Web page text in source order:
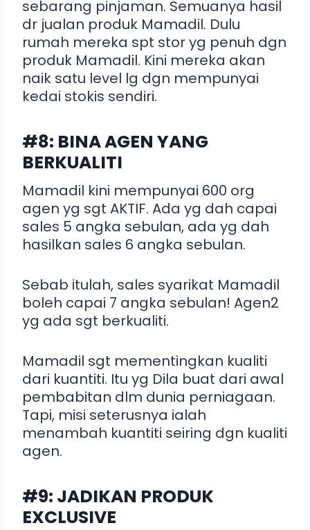
sebarang pinjaman. Semuanya hasil
dr jualan produk Mamadil. Dulu
rumah mereka spt stor yg penuh dgn
produk Mamadil. Kini mereka akan
naik satu level lg dgn mempunyai
kedai stokis sendiri.
#8: BINA AGEN YANG
BERKUALITI
Mamadil kini mempunyai 600 org
agen yg sgt AKTIF. Ada yg dah capai
sales 5 angka sebulan, ada yg dah
hasilkan sales 6 angka sebulan.
Sebab itulah, sales syarikat Mamadil
boleh capai 7 angka sebulan! Agen2
yg ada sgt berkualiti.
Mamadil sgt mementingkan kualiti
dari kuantiti. Itu yg Dila buat dari awal
pembabitan dlm dunia perniagaan.
Tapi, misi seterusnya ialah
menambah kuantiti seiring dgn kualiti
agen.
#9: JADIKAN PRODUK
EXCLUSIVE